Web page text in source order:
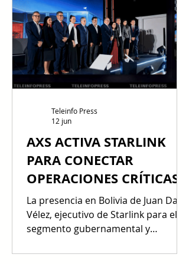
acompañando la transición
energética del país desde soluciones
eléctricas, solares y de
infraestructura. Con más de 40 años
de trayectoria en el mercado
boliviano, Mercantil León fortalece
AXS ACTIVA STARLINK
PARA CONECTAR
OPERACIONES CRÍTICAS
SIN LÍMITES FÍSICOS
La presencia en Bolivia de Juan David
Vélez, ejecutivo de Starlink para el
segmento gubernamental y
Caribe, marcó el peso estratégico
Teleinfo Press
12 jun